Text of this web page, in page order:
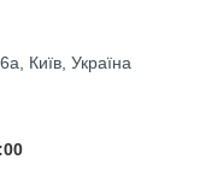
Київ, Україна